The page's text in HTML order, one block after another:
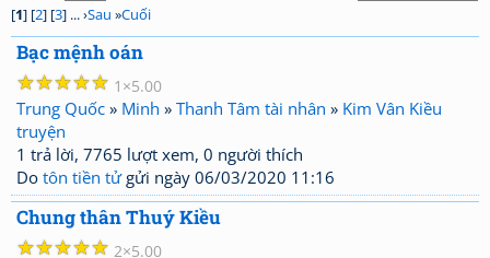
[1] [2] [3] ... ›Sau »Cuối
Bạc mệnh oán
☆
☆
☆
☆
☆ 1 5.00
Trung Quốc » Minh » Thanh Tâm tài nhân » Kim Vân Kiều
truyện
1 trả lời, 7765 lượt xem, 0 người thích
Do tôn tiền tửgửi ngày 06/03/2020 11:16
Chung thân Thuý Kiều
☆
☆
☆
☆
☆ 2 5.00